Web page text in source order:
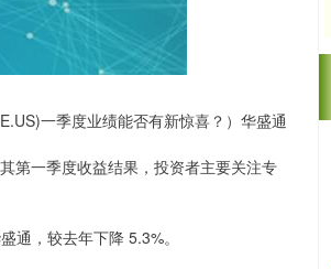
一季度业绩能否有新惊喜？）华盛通
第一季度收益结果，投资者主要关注专
通，较去年下降 5.3%。
14110.12 -34.08 -0.24%